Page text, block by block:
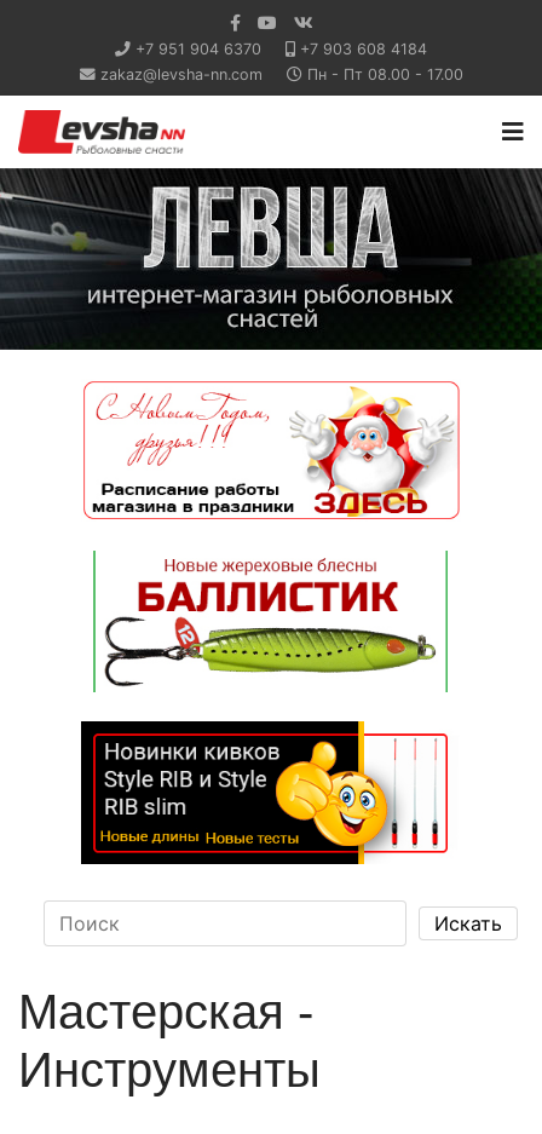
+7 951 904 6370
+7 903 608 4184
zakaz@levsha-nn.com
Пн - Пт 08.00 - 17.00
Мастерская -
Инструменты